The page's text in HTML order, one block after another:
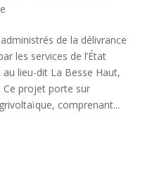
de la délivrance
les services de l’État
lieu-dit La Besse Haut,
projet porte sur
comprenant...